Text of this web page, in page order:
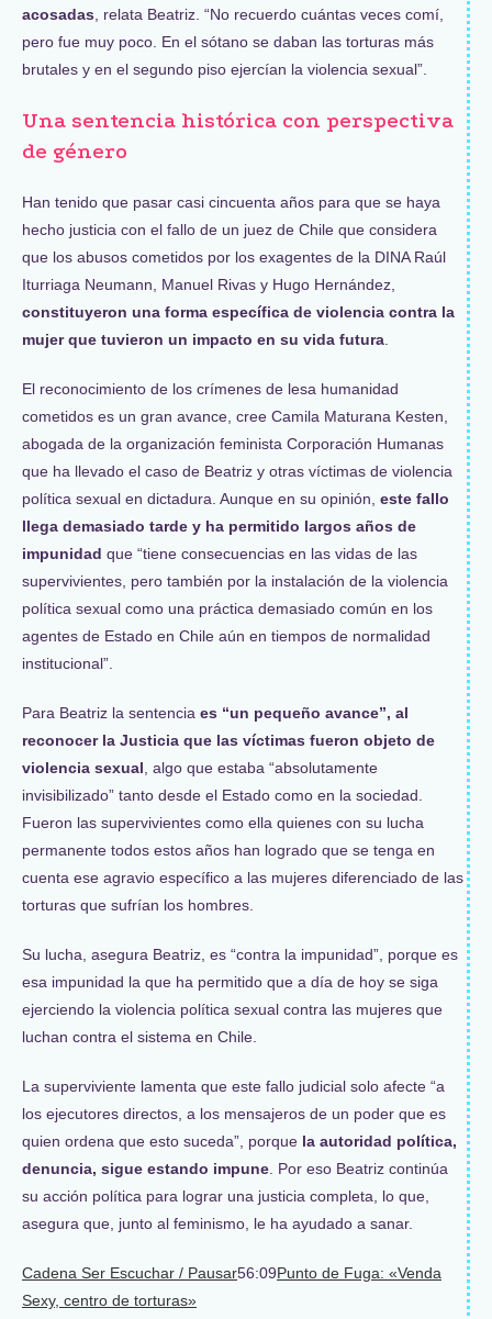
acosadas , relata Beatriz. “No recuerdo cuántas veces comí,
pero fue muy poco. En el sótano se daban las torturas más
brutales y en el segundo piso ejercían la violencia sexual”.
Una sentencia histórica con perspectiva
de género
Han tenido que pasar casi cincuenta años para que se haya
hecho justicia con el fallo de un juez de Chile que considera
que los abusos cometidos por los exagentes de la DINA Raúl
Iturriaga Neumann, Manuel Rivas y Hugo Hernández,
constituyeron una forma específica de violencia contra la
mujer que tuvieron un impacto en su vida futura
El reconocimiento de los crímenes de lesa humanidad
cometidos es un gran avance, cree Camila Maturana Kesten,
abogada de la organización feminista Corporación Humanas
que ha llevado el caso de Beatriz y otras víctimas de violencia
política sexual en dictadura. Aunque en su opinión, este fallo
llega demasiado tarde y ha permitido largos años de
impunidad que “tiene consecuencias en las vidas de las
supervivientes, pero también por la instalación de la violencia
política sexual como una práctica demasiado común en los
agentes de Estado en Chile aún en tiempos de normalidad
institucional”.
Para Beatriz la sentencia es “un pequeño avance”, al
reconocer la Justicia que las víctimas fueron objeto de
violencia sexual , algo que estaba “absolutamente
invisibilizado” tanto desde el Estado como en la sociedad.
Fueron las supervivientes como ella quienes con su lucha
permanente todos estos años han logrado que se tenga en
cuenta ese agravio específico a las mujeres diferenciado de las
torturas que sufrían los hombres.
Su lucha, asegura Beatriz, es “contra la impunidad”, porque es
esa impunidad la que ha permitido que a día de hoy se siga
ejerciendo la violencia política sexual contra las mujeres que
luchan contra el sistema en Chile.
La superviviente lamenta que este fallo judicial solo afecte “a
los ejecutores directos, a los mensajeros de un poder que es
quien ordena que esto suceda”, porque la autoridad política,
denuncia, sigue estando impune . Por eso Beatriz continúa
su acción política para lograr una justicia completa, lo que,
asegura que, junto al feminismo, le ha ayudado a sanar.
Cadena Ser Escuchar / Pausar56:09Punto de Fuga: «Venda
Sexy, centro de torturas»